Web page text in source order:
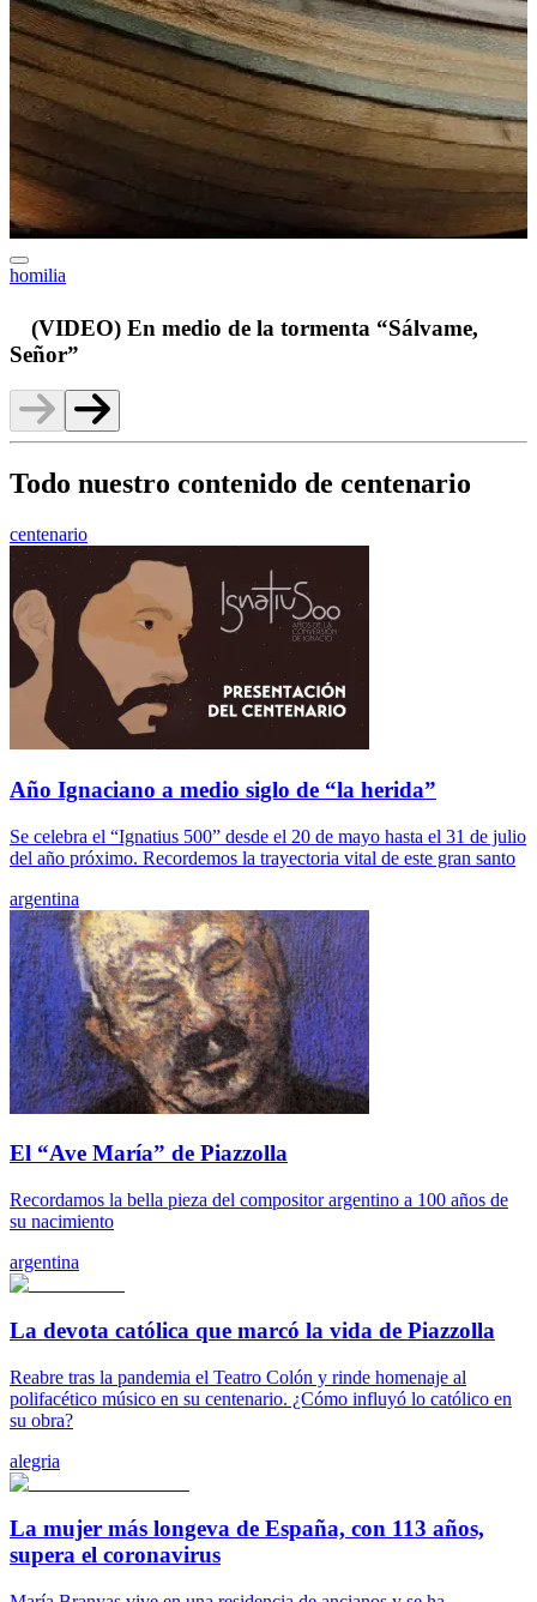
homilia
(VIDEO) En medio de la tormenta “Sálvame,
Señor”
Todo nuestro contenido de centenario
centenario
Año Ignaciano a medio siglo de “la herida”
Se celebra el “Ignatius 500” desde el 20 de mayo hasta el 31 de julio
del año próximo. Recordemos la trayectoria vital de este gran santo
argentina
El “Ave María” de Piazzolla
Recordamos la bella pieza del compositor argentino a 100 años de
su nacimiento
argentina
La devota católica que marcó la vida de Piazzolla
Reabre tras la pandemia el Teatro Colón y rinde homenaje al
polifacético músico en su centenario. ¿Cómo influyó lo católico en
su obra?
alegria
La mujer más longeva de España, con 113 años,
supera el coronavirus